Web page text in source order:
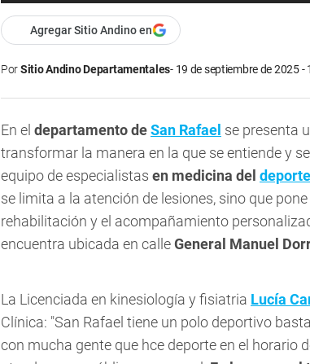
Agregar Sitio Andino en
PorSitio Andino Departamentales 19 de septiembre de 2025 -
En el departamento deSan Rafael se presenta
transformar la manera en la que se entiende y
equipo de especialistas en medicina del deporte
se limita a la atención de lesiones, sino que
rehabilitación y el acompañamiento
encuentra ubicada en calleGeneral Manuel
La Licenciada en kinesiología y fisiatria Lucía
Clínica: "San Rafael tiene un polo deportivo
con mucha gente que hce deporte en el horario